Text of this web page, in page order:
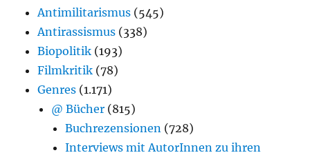
Antimilitarismus (545)
Antirassismus (338)
Biopolitik (193)
Filmkritik (78)
Genres (1.171)
@ Bücher (815)
Buchrezensionen (728)
Interviews mit AutorInnen zu ihren